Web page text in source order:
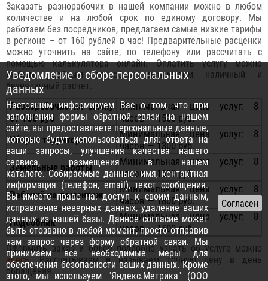
Заказать разнорабочих в нашей компании можно в любом
количестве и на любой срок по единому договору. Мы
работаем без посредников, предлагаем самые низкие тарифы
в регионе – от 160 рублей в час! Предварительные расценки
можно уточнить на сайте, по телефону или рассчитать с
помощью калькулятора онлайн. Оплатить услугу можно
любым удобным способом: принимаем наличный и
безналичный расчет.
Разнорабочие на смену
от 188 руб
Минимальная цена услуг: 8
часов — 1500 руб.
Уборка территории
Минимальная цена услуг: 8
часов — 1300 руб.
Земельные работы
Минимальная цена услуг: 8
часов — 1600 руб.
Рабочий на демонтаж
Минимальная цена услуг: 8
часов — 1800 руб.
Подсобник
Минимальная цена услуг: 8
часов — 1500 руб.
Оформить заказ и более подробно узнать об услуге можно
здесь. Рассчитываем и называем точную цену в день
обращения.
Уведомление о сборе персональных
данных
Настоящим информируем Вас о том, что при
заполнении формы обратной связи на нашем
сайте, вы предоставляете персональные данные,
которые будут использоваться для: ответа на
ваши запросы, улучшения качества нашего
сервиса, размещения в нашем
каталоге. Собираемые данные: имя, контактная
информация (телефон, email), текст сообщения.
Вы имеете право на: доступ к своим данным,
исправление неверных данных, удаление ваших
данных из нашей базы. Данное согласие может
быть отозвано в любой момент, просто отправив
нам запрос через форму обратной связи. Мы
принимаем все необходимые меры для
обеспечения безопасности ваших данных. Кроме
этого, мы используем "Яндекс.Метрика" (ООО